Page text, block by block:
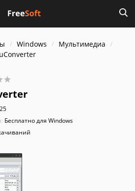
Windows
Мультимедиа
uConverter
Бесплатно для Windows